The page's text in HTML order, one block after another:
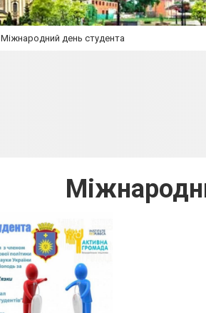
Міжнародний день студента